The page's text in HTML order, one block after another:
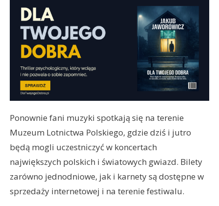
Ponownie fani muzyki spotkają się na terenie
Muzeum Lotnictwa Polskiego, gdzie dziś i jutro
będą mogli uczestniczyć w koncertach
największych polskich i światowych gwiazd. Bilety
zarówno jednodniowe, jak i karnety są dostępne w
sprzedaży internetowej i na terenie festiwalu.